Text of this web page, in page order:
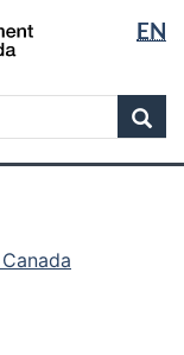
»
la
langue
EN